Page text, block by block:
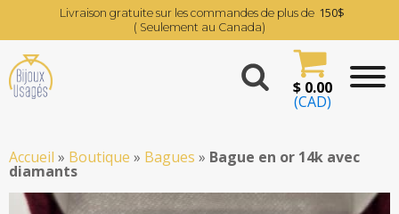
Livraison gratuite sur les commandes de plus de 150$
( Seulement au Canada)
$0.00
(CAD)
Accueil » Boutique » Bagues » Bague en or 14k avec
diamants